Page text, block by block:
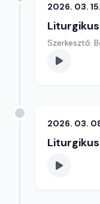
2026. 03. 15.
Szerkesztő:
2026. 03.